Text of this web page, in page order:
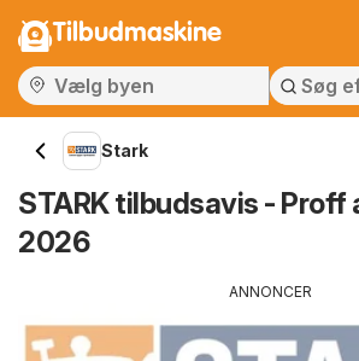
Tilbudmaskine
Stark
STARK tilbudsavis - Proff
2026
ANNONCER